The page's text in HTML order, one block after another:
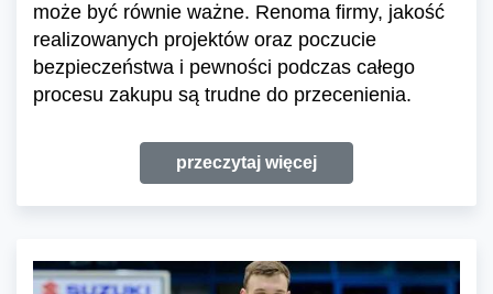
może być równie ważne. Renoma firmy, jakość
realizowanych projektów oraz poczucie
bezpieczeństwa i pewności podczas całego
procesu zakupu są trudne do przecenienia.
przeczytaj więcej